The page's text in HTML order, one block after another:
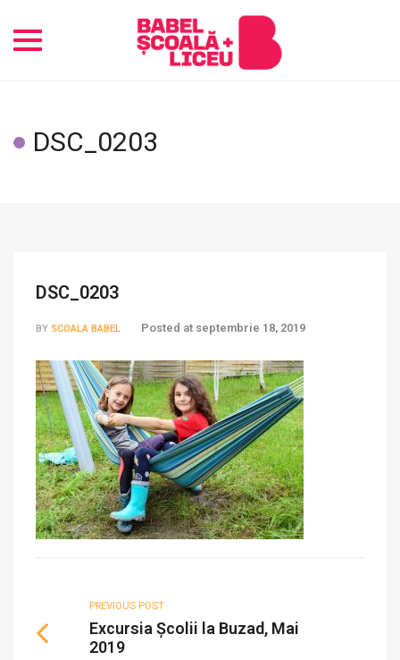
Toggle
DSC_0203
DSC_0203
BY SCOALA BABEL Posted at septembrie 18, 2019
PREVIOUS POST
Excursia Școlii la Buzad, Mai
2019